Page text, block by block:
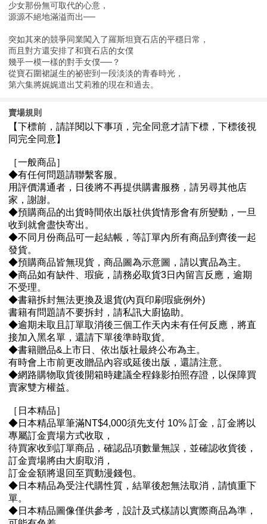
少女那份無可取代的心意，
源源不絕地滿溢而出──
突如其來的競爭同業闖入了羅斯坦寶石店的平穩日常，
而且對方還安排了和寶石店的女僕
幾乎一模一樣的對手女僕──？
從寶石圍裙誕生的祕密到一段淡淡的青春時光，
第六集將娓娓道出艾莉雅的現在和過去。
賣場規則